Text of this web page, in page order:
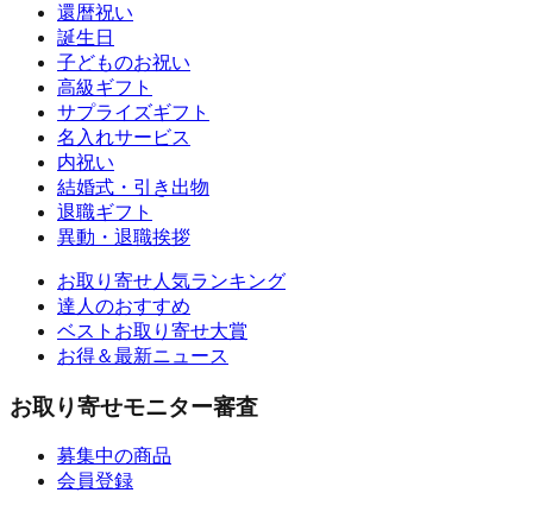
還暦祝い
誕生日
子どものお祝い
高級ギフト
サプライズギフト
名入れサービス
内祝い
結婚式・引き出物
退職ギフト
異動・退職挨拶
お取り寄せ人気ランキング
達人のおすすめ
ベストお取り寄せ大賞
お得＆最新ニュース
お取り寄せモニター審査
募集中の商品
会員登録